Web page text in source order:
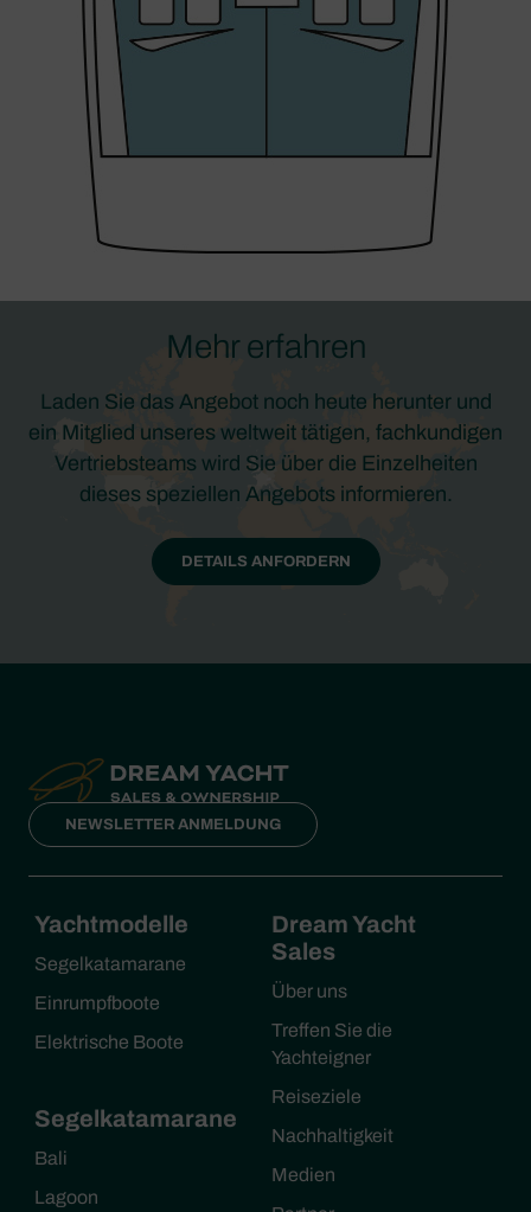
Mehr erfahren
Laden Sie das Angebot noch heute herunter und
ein Mitglied unseres weltweit tätigen, fachkundigen
Vertriebsteams wird Sie über die Einzelheiten
dieses speziellen Angebots informieren.
DETAILS ANFORDERN
NEWSLETTER ANMELDUNG
Yachtmodelle
Segelkatamarane
Einrumpfboote
Elektrische Boote
Segelkatamarane
Bali
Lagoon
Dream Yacht
Sales
Über uns
Treffen Sie die
Yachteigner
Reiseziele
Nachhaltigkeit
Medien